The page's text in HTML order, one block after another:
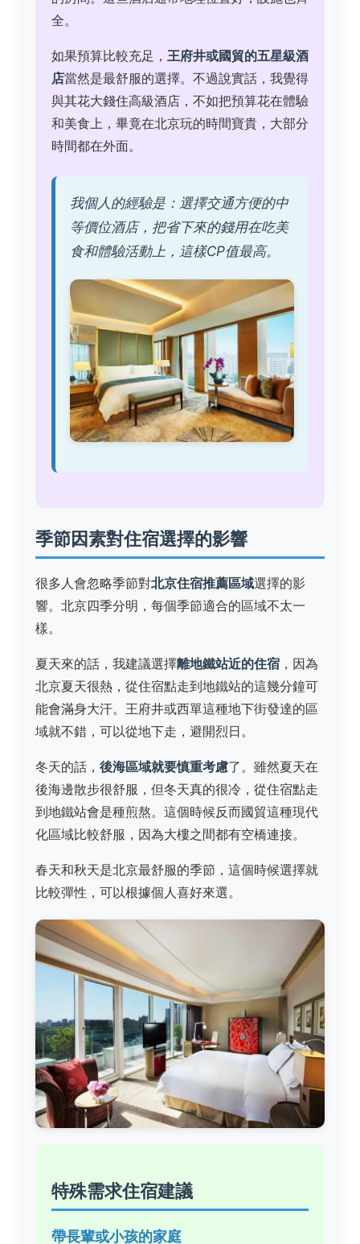
全。
如果預算比較充足， 王府井或國貿的五星級酒
店當然是最舒服的選擇。不過說實話，我覺得
與其花大錢住高級酒店，不如把預算花在體驗
和美食上，畢竟在北京玩的時間寶貴，大部分
時間都在外面。
我個人的經驗是：選擇交通方便的中
等價位酒店，把省下來的錢用在吃美
食和體驗活動上，這樣CP值最高。
季節因素對住宿選擇的影響
很多人會忽略季節對北京住宿推薦區域選擇的影
響。北京四季分明，每個季節適合的區域不太一
樣。
夏天來的話，我建議選擇離地鐵站近的住宿 ，因為
北京夏天很熱，從住宿點走到地鐵站的這幾分鐘可
能會滿身大汗。王府井或西單這種地下街發達的區
域就不錯，可以從地下走，避開烈日。
冬天的話， 後海區域就要慎重考慮了。雖然夏天在
後海邊散步很舒服，但冬天真的很冷，從住宿點走
到地鐵站會是種煎熬。這個時候反而國貿這種現代
化區域比較舒服，因為大樓之間都有空橋連接。
春天和秋天是北京最舒服的季節，這個時候選擇就
比較彈性，可以根據個人喜好來選。
特殊需求住宿建議
帶長輩或小孩的家庭